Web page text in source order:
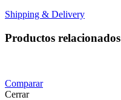
Shipping & Delivery
Productos relacionados
Comparar
Cerrar